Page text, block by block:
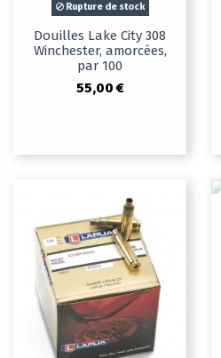
Rupture de stock
Douilles Lake City 308
Winchester, amorcées,
par 100
55,00 €